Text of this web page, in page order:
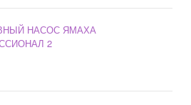
НАСОС ЯМАХА
2